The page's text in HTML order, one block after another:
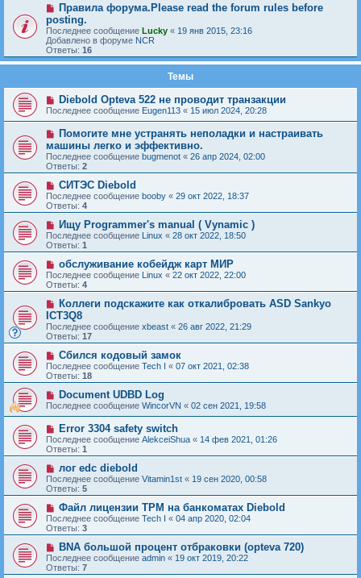
Правила форума.Please read the forum rules before
posting.
Последнее сообщение Lucky « 19 янв 2015, 23:16
Добавлено в форуме NCR
Ответы: 16
Темы
Diebold Opteva 522 не проводит транзакции
Последнее сообщение Eugen113 « 15 июл 2024, 20:28
Помогите мне устранять неполадки и настраивать
машины легко и эффективно.
Последнее сообщение bugmenot « 26 апр 2024, 02:00
Ответы: 2
СИТЭС Diebold
Последнее сообщение booby « 29 окт 2022, 18:37
Ответы: 4
Ищу Programmer's manual ( Vynamic )
Последнее сообщение Linux « 28 окт 2022, 18:50
Ответы: 1
обслуживание кобейдж карт МИР
Последнее сообщение Linux « 22 окт 2022, 22:00
Ответы: 4
Коллеги подскажите как откалибровать ASD Sankyo
ICT3Q8
Последнее сообщение xbeast « 26 авг 2022, 21:29
Ответы: 17
Сбился кодовый замок
Последнее сообщение Tech I « 07 окт 2021, 02:38
Ответы: 18
Document UDBD Log
Последнее сообщение WincorVN « 02 сен 2021, 19:58
Error 3304 safety switch
Последнее сообщение AlekceiShua « 14 фев 2021, 01:26
Ответы: 1
лог edc diebold
Последнее сообщение Vitamin1st « 19 сен 2020, 00:58
Ответы: 5
Файл лицензии TPM на банкоматах Diebold
Последнее сообщение Tech I « 04 апр 2020, 02:04
Ответы: 3
BNA большой процент отбраковки (opteva 720)
Последнее сообщение admin « 19 окт 2019, 20:22
Ответы: 7